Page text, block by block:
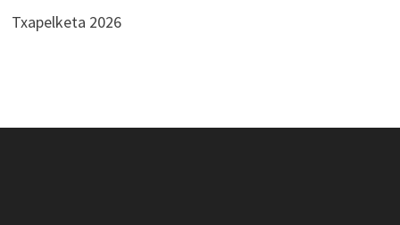
Txapelketa 2026